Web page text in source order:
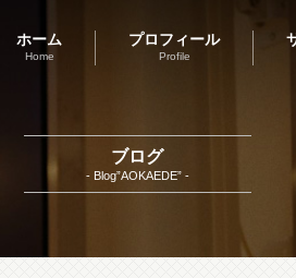
ホーム
Home
プロフィール
Profile
ブログ
- Blog”AOKAEDE” -